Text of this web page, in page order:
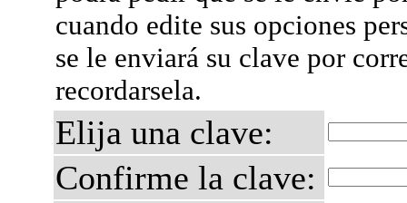
cuando edite sus opciones
se le enviará su clave por
recordarsela.
Elija una clave:
Confirme la clave: